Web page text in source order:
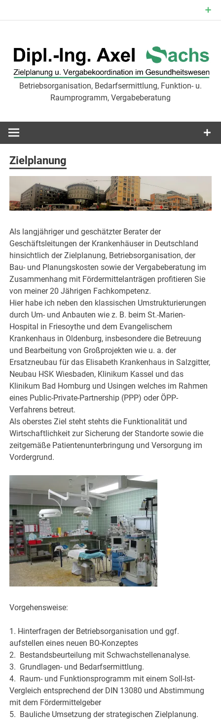
im
Betriebsorganisation, Bedarfsermittlung, Funktion- u.
Raumprogramm, Vergabeberatung
Zielplanung
Als langjähriger und geschätzter Berater der
Geschäftsleitungen der Krankenhäuser in Deutschland
hinsichtlich der Zielplanung, Betriebsorganisation, der
Bau- und Planungskosten sowie der Vergabeberatung im
Zusammenhang mit Fördermittelanträgen profitieren Sie
von meiner 20 Jährigen Fachkompetenz.
Hier habe ich neben den klassischen Umstrukturierungen
durch Um- und Anbauten wie z. B. beim St.-Marien-
Hospital in Friesoythe und dem Evangelischem
Krankenhaus in Oldenburg, insbesondere die Betreuung
und Bearbeitung von Großprojekten wie u. a. der
Ersatzneubau für das Elisabeth Krankenhaus in Salzgitter,
Neubau HSK Wiesbaden, Klinikum Kassel und das
Klinikum Bad Homburg und Usingen welches im Rahmen
eines Public-Private-Partnership (PPP) oder ÖPP-
Verfahrens betreut.
Als oberstes Ziel steht stehts die Funktionalität und
Wirtschaftlichkeit zur Sicherung der Standorte sowie die
zeitgemäße Patientenunterbringung und Versorgung im
Vordergrund.
Vorgehensweise:
1. Hinterfragen der Betriebsorganisation und ggf.
aufstellen eines neuen BO-Konzeptes
2. Bestandsbeurteilung mit Schwachstellenanalyse.
3. Grundlagen- und Bedarfsermittlung.
4. Raum- und Funktionsprogramm mit einem Soll-Ist-
Vergleich entsprechend der DIN 13080 und Abstimmung
mit dem Fördermittelgeber
5. Bauliche Umsetzung der strategischen Zielplanung.